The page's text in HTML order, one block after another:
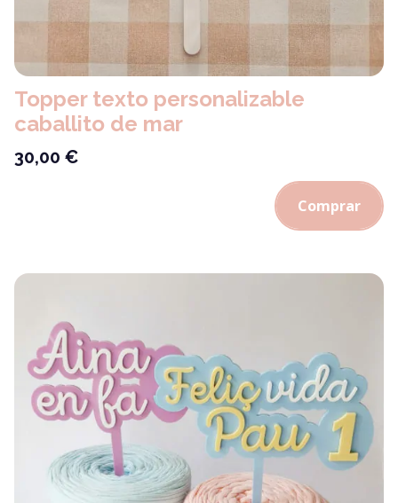
Topper texto personalizable
caballito de mar
30,00 €
Comprar